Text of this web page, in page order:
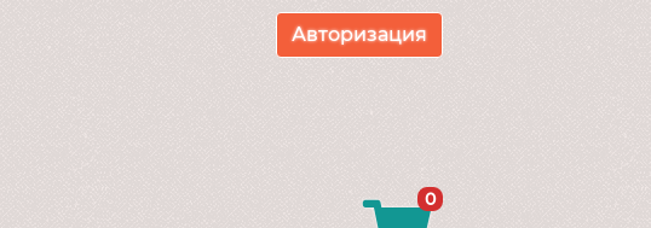
Авторизация
0